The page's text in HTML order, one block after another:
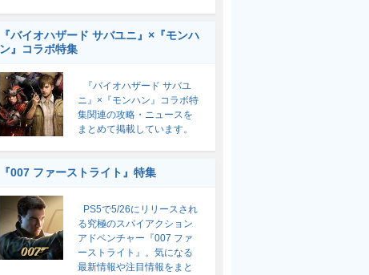
『バイオハザード サバユニ』×『モンハ
ン』コラボ特集
『バイオハザード サバユ
ニ』×『モンハン』コラボ特
集関連の攻略・ニュースを
まとめて掲載しています。
『007 ファーストライト』特集
PS5で5/26にリリースされ
る究極のスパイアクション
アドベンチャー『007 ファ
ーストライト』。気になる
最新情報や注目情報をまと